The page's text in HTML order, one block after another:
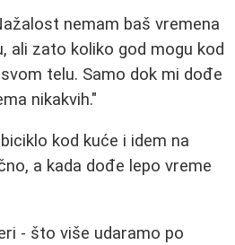
nemam baš vremena
ali zato koliko god mogu kod
telu. Samo dok mi dođe
nikakvih."
kod kuće i idem na
a kada dođe lepo vreme
- što više udaramo po